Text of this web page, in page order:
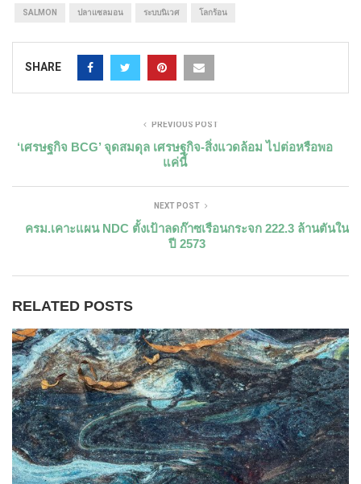
SALMON ปลาแซลมอน ระบบนิเวศ โลกร้อน
SHARE
PREVIOUS POST
‘เศรษฐกิจ BCG’ จุดสมดุล เศรษฐกิจ-สิ่งแวดล้อม ไปต่อหรือพอ
แค่นี้
NEXT POST
ครม.เคาะแผน NDC ตั้งเป้าลดก๊าซเรือนกระจก 222.3 ล้านตันใน
ปี 2573
RELATED POSTS